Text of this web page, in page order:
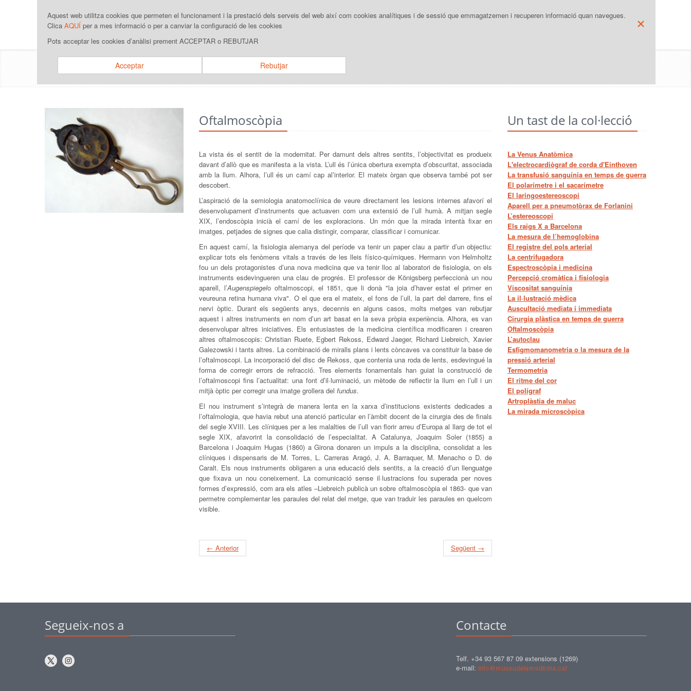
×
Aquest web utilitza cookies que permeten el funcionament i la prestació dels serveis del web així com cookies analítiques i de sessió que emmagatzemen i recuperen informació quan navegues.
Clica AQUÍ per a mes informació o per a canviar la configuració de les cookies
Pots acceptar les cookies d’anàlisi prement ACCEPTAR o REBUTJAR
Acceptar Rebutjar
Un tast de la col·lecció
Oftalmoscòpia
La vista és el sentit de la modernitat. Per damunt dels altres sentits, l’objectivitat es produeix
davant d’allò que es manifesta a la vista. L’ull és l’única obertura exempta d’obscuritat, associada
amb la llum. Alhora, l’ull és un camí cap al’interior. El mateix òrgan que observa també pot ser
descobert.
L’aspiració de la semiologia anatomoclínica de veure directament les lesions internes afavorí el
desenvolupament d’instruments que actuaven com una extensió de l’ull humà. A mitjan segle
XIX, l’endoscòpia inicià el camí de les exploracions. Un món que la mirada intentà fixar en
imatges, petjades de signes que calia distingir, comparar, classificar i comunicar.
En aquest camí, la fisiologia alemanya del període va tenir un paper clau a partir d’un objectiu:
explicar tots els fenòmens vitals a través de les lleis físico-químiques. Hermann von Helmholtz
fou un dels protagonistes d’una nova medicina que va tenir lloc al laboratori de fisiologia, on els
instruments esdevingueren una clau de progrés. El professor de Königsberg perfeccionà un nou
aparell, l’Augenspiegelo oftalmoscopi, el 1851, que li donà "la joia d’haver estat el primer en
veureuna retina humana viva". O el que era el mateix, el fons de l’ull, la part del darrere, fins el
nervi òptic. Durant els següents anys, decennis en alguns casos, molts metges van rebutjar
aquest i altres instruments en nom d’un art basat en la seva pròpia experiència. Alhora, es van
desenvolupar altres iniciatives. Els entusiastes de la medicina científica modificaren i crearen
altres oftalmoscopis: Christian Ruete, Egbert Rekoss, Edward Jaeger, Richard Liebreich, Xavier
Galezowski i tants altres. La combinació de miralls plans i lents còncaves va constituir la base de
l’oftalmoscopi. La incorporació del disc de Rekoss, que contenia una roda de lents, esdevingué la
forma de corregir errors de refracció. Tres elements fonamentals han guiat la construcció de
l’oftalmoscopi fins l’actualitat: una font d’il·luminació, un mètode de reflectir la llum en l’ull i un
mitjà òptic per corregir una imatge grollera del fundus.
El nou instrument s’integrà de manera lenta en la xarxa d’institucions existents dedicades a
l’oftalmologia, que havia rebut una atenció particular en l’àmbit docent de la cirurgia des de finals
del segle XVIII. Les clíniques per a les malalties de l’ull van florir arreu d’Europa al llarg de tot el
segle XIX, afavorint la consolidació de l’especialitat. A Catalunya, Joaquim Soler (1855) a
Barcelona i Joaquim Hugas (1860) a Girona donaren un impuls a la disciplina, consolidat a les
clíniques i dispensaris de M. Torres, L. Carreras Aragó, J. A. Barraquer, M. Menacho o D. de
Caralt. Els nous instruments obligaren a una educació dels sentits, a la creació d’un llenguatge
que fixava un nou coneixement. La comunicació sense il·lustracions fou superada per noves
formes d’expressió, com ara els atles –Liebreich publicà un sobre oftalmoscòpia el 1863- que van
permetre complementar les paraules del relat del metge, que van traduir les paraules en quelcom
visible.
← Anterior Següent →
Un tast de la col·lecció
La Venus Anatòmica
L'electrocardiògraf de corda d'Einthoven
La transfusió sanguínia en temps de guerra
El polarímetre i el sacarímetre
El laringoestereoscopi
Aparell per a pneumotòrax de Forlanini
L’estereoscopi
Els raigs X a Barcelona
La mesura de l’hemoglobina
El registre del pols arterial
La centrifugadora
Espectroscòpia i medicina
Percepció cromàtica i fisiologia
Viscositat sanguínia
La il·lustració mèdica
Auscultació mediata i immediata
Cirurgia plàstica en temps de guerra
Oftalmoscòpia
L’autoclau
Esfigmomanometria o la mesura de la
pressió arterial
Termometria
El ritme del cor
El polígraf
Artroplàstia de maluc
La mirada microscòpica
Segueix-nos a Contacte
Telf. +34 93 567 87 09 extensions (1269)
e-mail: